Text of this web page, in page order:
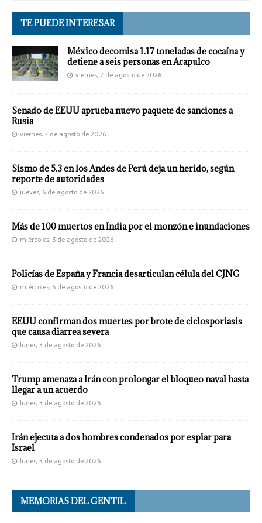
TE PUEDE INTERESAR
México decomisa 1.17 toneladas de cocaína y
detiene a seis personas en Acapulco
viernes, 7 de agosto de 2026
Senado de EEUU aprueba nuevo paquete de sanciones a
Rusia
viernes, 7 de agosto de 2026
Sismo de 5.3 en los Andes de Perú deja un herido, según
reporte de autoridades
jueves, 6 de agosto de 2026
Más de 100 muertos en India por el monzón e inundaciones
miércoles, 5 de agosto de 2026
Policías de España y Francia desarticulan célula del CJNG
miércoles, 5 de agosto de 2026
EEUU confirman dos muertes por brote de ciclosporiasis
que causa diarrea severa
lunes, 3 de agosto de 2026
Trump amenaza a Irán con prolongar el bloqueo naval hasta
llegar a un acuerdo
lunes, 3 de agosto de 2026
Irán ejecuta a dos hombres condenados por espiar para
Israel
lunes, 3 de agosto de 2026
MEMORIAS DEL GENTIL